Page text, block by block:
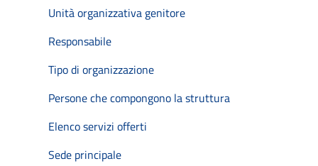
Unità organizzativa genitore
Responsabile
Tipo di organizzazione
Persone che compongono la struttura
Elenco servizi offerti
Sede principale